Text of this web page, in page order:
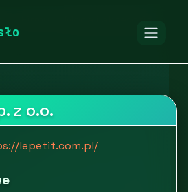
z o.o.
lepetit.com.pl/